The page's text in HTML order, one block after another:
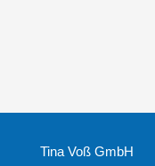
Tina Voß GmbH